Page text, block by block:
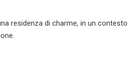
residenza di charme, in un contesto